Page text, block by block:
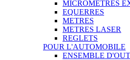
MICROMETRES
EQUERRES
METRES
METRES LASER
REGLETS
POUR L'AUTOMOBILE
ENSEMBLE